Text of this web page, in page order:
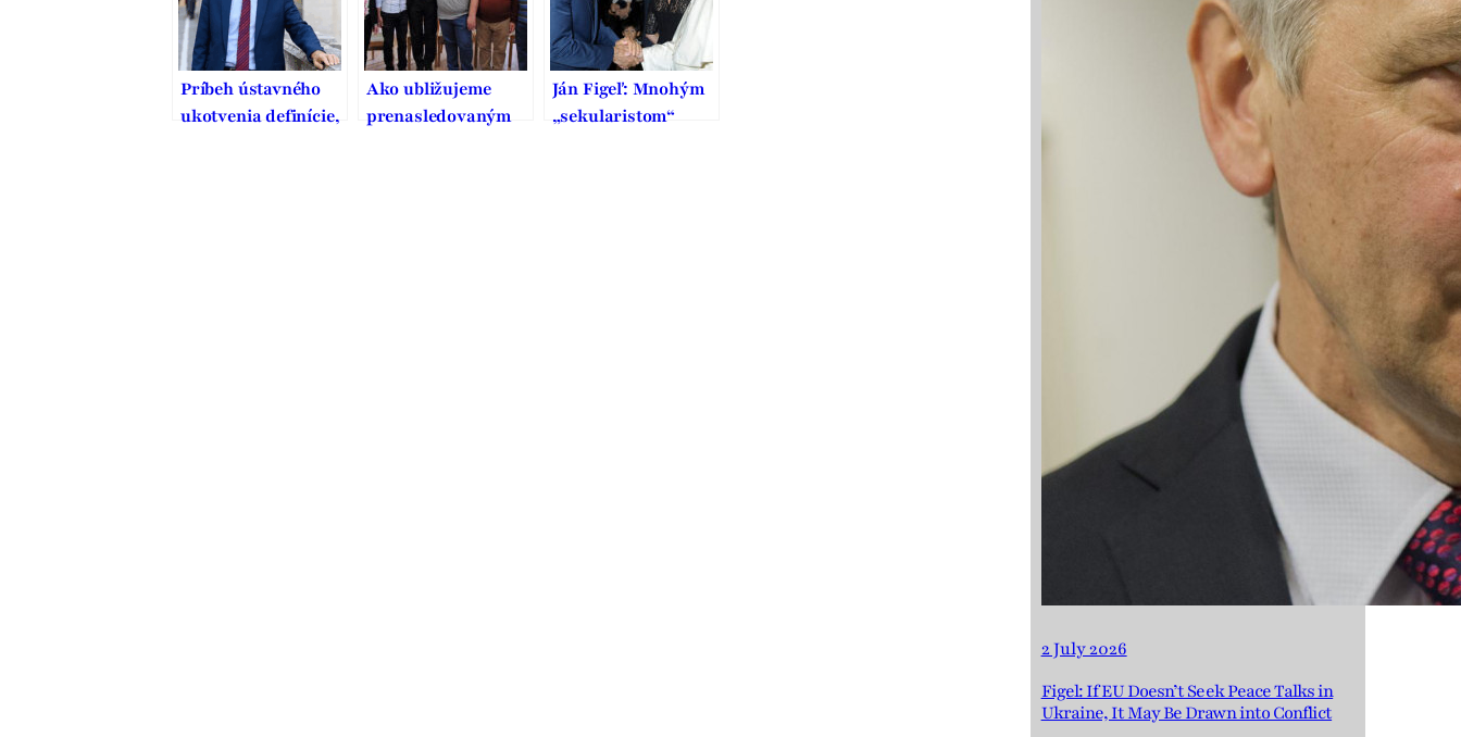
Príbeh ústavného
ukotvenia definície,
Ako ubližujeme
prenasledovaným
Ján Figeľ: Mnohým
„sekularistom“
2 July 2026
Figel: If EU Doesn’t Seek Peace Talks in
Ukraine, It May Be Drawn into Conflict